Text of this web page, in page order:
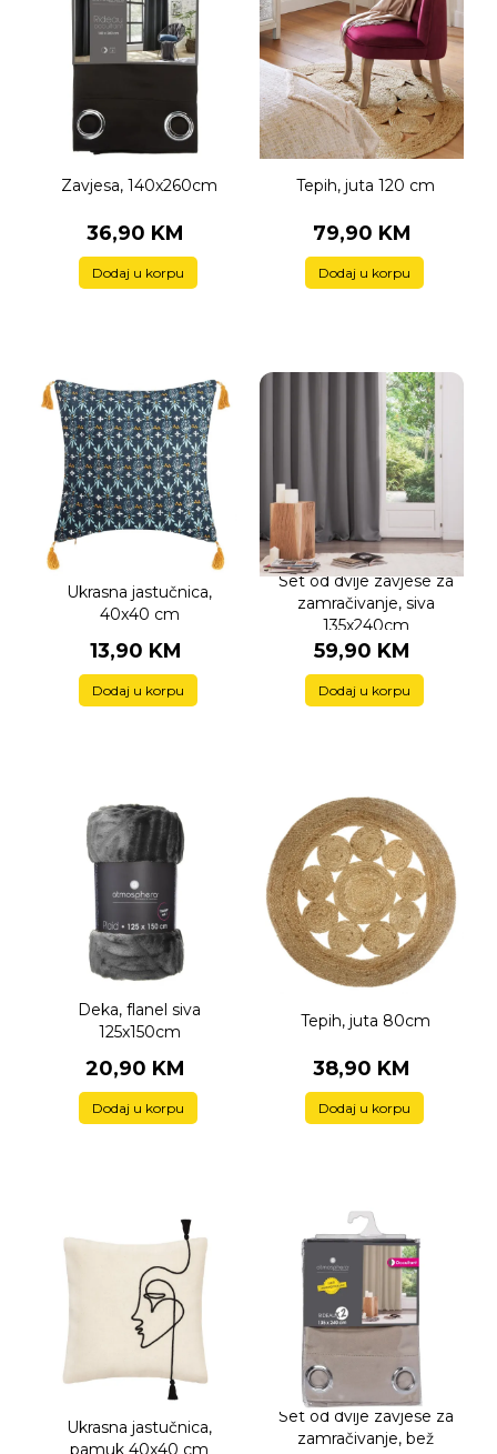
Zavjesa, 140x260cm
36,90 KM
Dodaj u korpu
Tepih, juta 120 cm
79,90 KM
Dodaj u korpu
Ukrasna jastučnica,
40x40 cm
13,90 KM
Dodaj u korpu
Set od dvije zavjese za
zamračivanje, siva
135x240cm
59,90 KM
Dodaj u korpu
Deka, flanel siva
125x150cm
20,90 KM
Dodaj u korpu
Tepih, juta 80cm
38,90 KM
Dodaj u korpu
Ukrasna jastučnica,
pamuk 40x40 cm
Set od dvije zavjese za
zamračivanje, bež